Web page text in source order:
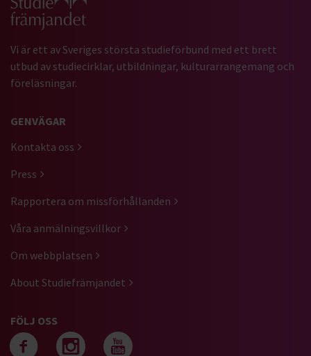
Vi är ett av Sveriges största studieförbund med ett brett
utbud av studiecirklar, utbildningar, kulturarrangemang och
föreläsningar.
GENVÄGAR
Kontakta oss
Press
Rapportera om missförhållanden
Våra anmälningsvillkor
Om webbplatsen
About Studiefrämjandet
FÖLJ OSS